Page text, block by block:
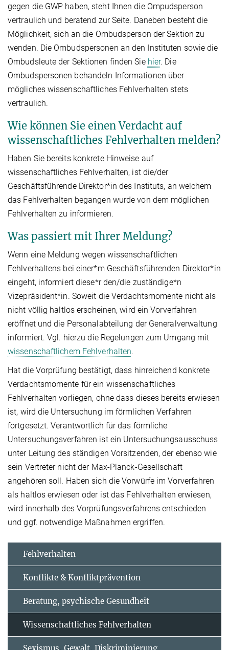
gegen die GWP haben, steht Ihnen die Ompudsperson
vertraulich und beratend zur Seite. Daneben besteht die
Möglichkeit, sich an die Ombudsperson der Sektion zu
wenden. Die Ombudspersonen an den Instituten sowie die
Ombudsleute der Sektionen finden Sie hier​. Die
Ombudspersonen behandeln Informationen über
mögliches wissenschaftliches Fehlverhalten stets
vertraulich.
Wie können Sie einen Verdacht auf
wissenschaftliches Fehlverhalten melden?
Haben Sie bereits konkrete Hinweise auf
wissenschaftliches Fehlverhalten, ist die/der
Geschäftsführende Direktor*in des Instituts, an welchem
das Fehlverhalten begangen wurde von dem möglichen
Fehlverhalten zu informieren.
Was passiert mit Ihrer Meldung?
Wenn eine Meldung wegen wissenschaftlichen
Fehlverhaltens bei einer*m Geschäftsführenden Direktor*in
eingeht, informiert diese*r den/die zuständige*n
Vizepräsident*in. Soweit die Verdachtsmomente nicht als
nicht völlig haltlos erscheinen, wird ein Vorverfahren
eröffnet und die Personalabteilung der Generalverwaltung
informiert. Vgl. hierzu die Regelungen zum Umgang mit
wissenschaftlichem Fehlverhalten.
Hat die Vorprüfung bestätigt, dass hinreichend konkrete
Verdachtsmomente für ein wissenschaftliches
Fehlverhalten vorliegen, ohne dass dieses bereits erwiesen
ist, wird die Untersuchung im förmlichen Verfahren
fortgesetzt. Verantwortlich für das förmliche
Untersuchungsverfahren ist ein Untersuchungsausschuss
unter Leitung des ständigen Vorsitzenden, der ebenso wie
sein Vertreter nicht der Max-Planck-Gesellschaft
angehören soll. Haben sich die Vorwürfe im Vorverfahren
als haltlos erwiesen oder ist das Fehlverhalten erwiesen,
wird innerhalb des Vorprüfungsverfahrens entschieden
und ggf. notwendige Maßnahmen ergriffen.
Fehlverhalten
Konflikte & Konfliktprävention
Beratung, psychische Gesundheit
Wissenschaftliches Fehlverhalten
Sexismus, Gewalt, Diskriminierung